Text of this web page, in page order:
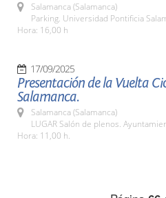
Salamanca (Salamanca)
Parking. Universidad Pontificia
Hora: 16,00 h
17/09/2025
Presentación de la Vuelta
Salamanca.
Salamanca (Salamanca)
LUGAR Salón de plenos.
Hora: 11,00 h.